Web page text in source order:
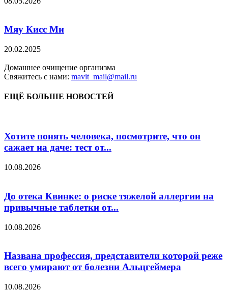
Мяу Кисс Ми
20.02.2025
Домашнее очищение организма
Свяжитесь с нами: mavit_mail@mail.ru
ЕЩЁ БОЛЬШЕ НОВОСТЕЙ
Хотите понять человека, посмотрите, что он
сажает на даче: тест от...
10.08.2026
До отека Квинке: о риске тяжелой аллергии на
привычные таблетки от...
10.08.2026
Названа профессия, представители которой реже
всего умирают от болезни Альцгеймера
10.08.2026